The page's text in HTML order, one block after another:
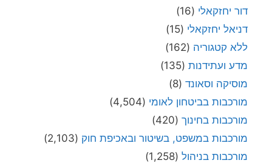
דור יחזקאלי (16)
דניאל יחזקאלי (15)
ללא קטגוריה (162)
מדע ועתידנות (135)
מוסיקה וסאונד (8)
מורכבות בביטחון לאומי (4,504)
מורכבות בחינוך (420)
מורכבות במשפט, בשיטור ובאכיפת חוק (2,103)
מורכבות בניהול (1,258)